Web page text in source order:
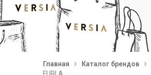
Главная
Каталог брендов